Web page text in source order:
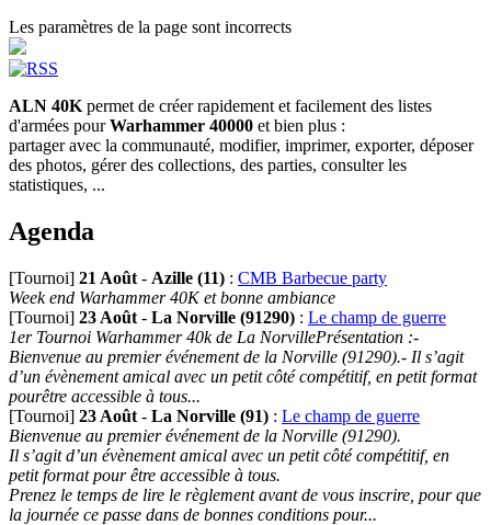
Les paramètres de la page sont incorrects
ALN 40K permet de créer rapidement et facilement des listes
d'armées pourWarhammer 40000 et bien plus :
partager avec la communauté, modifier, imprimer, exporter, déposer
des photos, gérer des collections, des parties, consulter les
statistiques, ...
Agenda
[Tournoi] 21 Août - Azille (11) : CMB Barbecue party
Week end Warhammer 40K et bonne ambiance
[Tournoi] 23 Août - La Norville (91290) : Le champ de guerre
1er Tournoi Warhammer 40k de La NorvillePrésentation :-
Bienvenue au premier événement de la Norville (91290).- Il s’agit
d’un évènement amical avec un petit côté compétitif, en petit format
pourêtre accessible à tous...
[Tournoi] 23 Août - La Norville (91) : Le champ de guerre
Bienvenue au premier événement de la Norville (91290).
Il s’agit d’un évènement amical avec un petit côté compétitif, en
petit format pour être accessible à tous.
Prenez le temps de lire le règlement avant de vous inscrire, pour que
la journée ce passe dans de bonnes conditions pour...